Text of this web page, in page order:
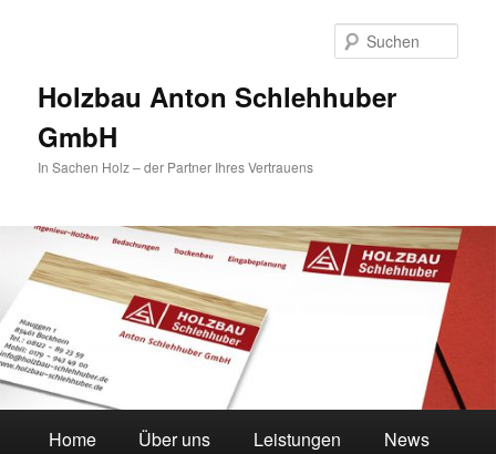
Holzbau Anton Schlehhuber
GmbH
In Sachen Holz – der Partner Ihres Vertrauens
Home Über uns Leistungen News